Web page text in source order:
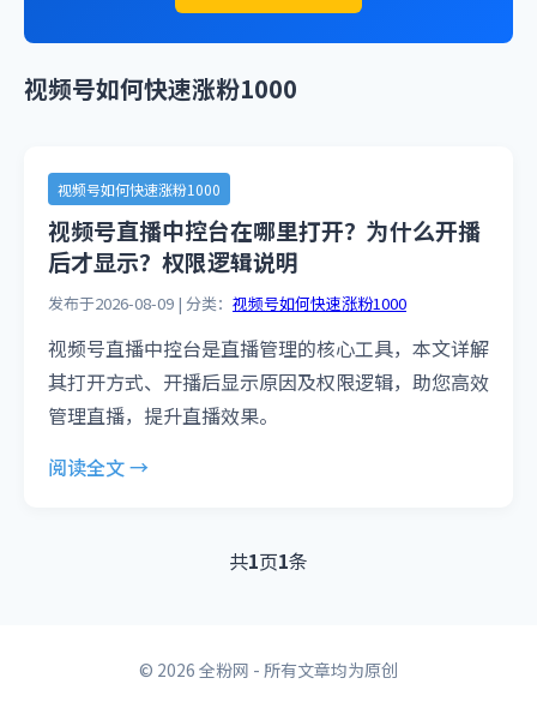
视频号如何快速涨粉1000
视频号如何快速涨粉1000
视频号直播中控台在哪里打开？为什么开播
后才显示？权限逻辑说明
发布于2026-08-09 | 分类： 视频号如何快速涨粉1000
视频号直播中控台是直播管理的核心工具，本文详解
其打开方式、开播后显示原因及权限逻辑，助您高效
管理直播，提升直播效果。
阅读全文 →
共1页1条
© 2026 全粉网 - 所有文章均为原创